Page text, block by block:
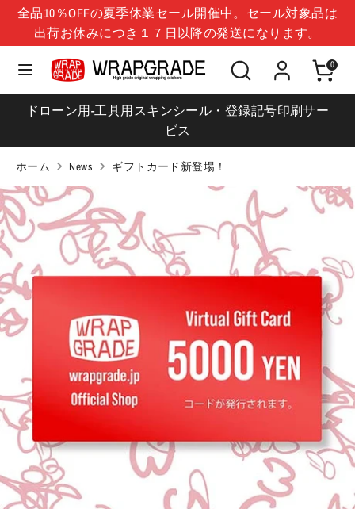
テ
動
全品10％OFFの夏季休業セール開催中。セール対象品は
出荷お休みにつき１７日以降の発送になります。
シ
ョ
ッ
プ
を
検
索
0
日本 (JPY ¥)
言
語
日本語
検
索
シ
ョ
ッ
を
索
ドローン用-工具用スキンシール・登録記号印刷サー
ビス
ホーム News ギフトカード新登場！